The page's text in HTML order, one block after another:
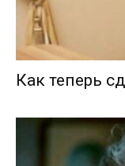
Как теперь